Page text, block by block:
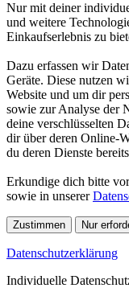
Nur mit deiner
und weitere
Einkaufserlebnis zu
Dazu erfassen wir
Geräte. Diese nutzen
Website und um dir
sowie zur Analyse der
deine verschlüsselten
dir über deren Online-
du deren Dienste
Erkundige dich bitte
sowie in unserer
Zustimmen Nur
Datenschutzerklärung
Individuelle